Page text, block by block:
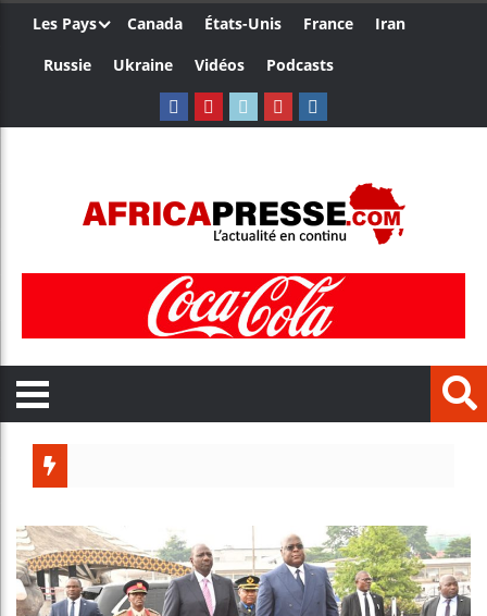
Les Pays Canada États-Unis France
Iran
Russie
Ukraine Vidéos Podcasts
Guinée